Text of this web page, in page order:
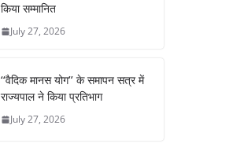
किया सम्मानित
July 27, 2026
‘‘वैदिक मानस योग’’ के समापन सत्र में
राज्यपाल ने किया प्रतिभाग
July 27, 2026